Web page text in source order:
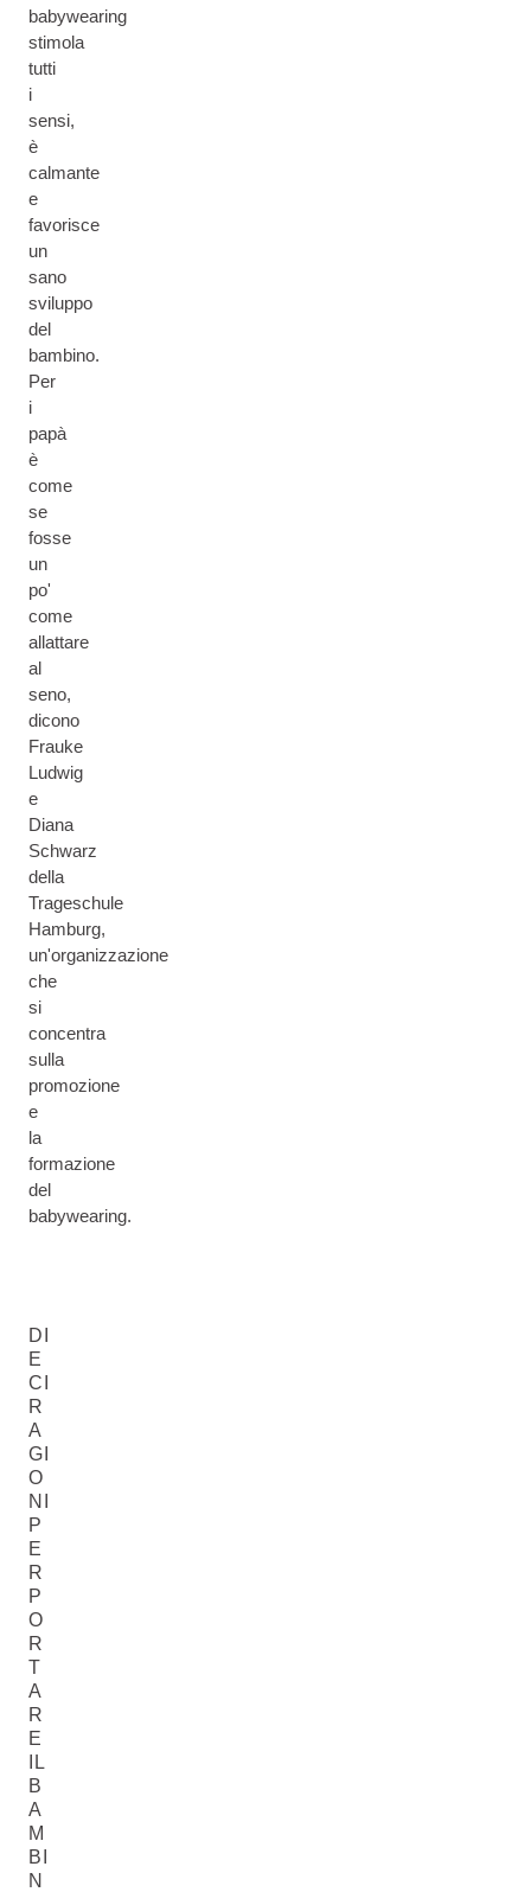
babywearing
stimola
tutti
i
sensi,
è
calmante
e
favorisce
un
sano
sviluppo
del
bambino.
Per
i
papà
è
come
se
fosse
un
po'
come
allattare
al
seno,
dicono
Frauke
Ludwig
e
Diana
Schwarz
della
Trageschule
Hamburg,
un'organizzazione
che
si
concentra
sulla
promozione
e
la
formazione
del
babywearing.
DI
E
CI
R
A
GI
O
NI
P
E
R
P
O
R
T
A
R
E
IL
B
A
M
BI
N